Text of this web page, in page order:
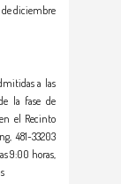
de diciembre
a las
la fase de
en el Recinto
481-33203
9:00 horas,